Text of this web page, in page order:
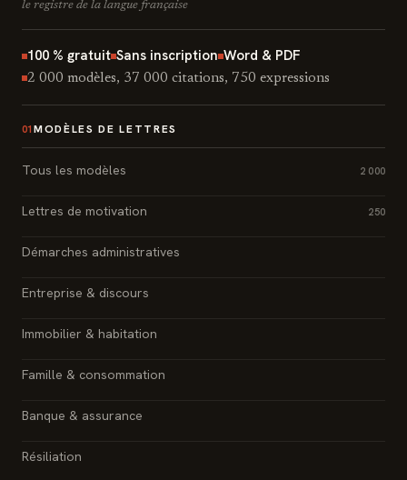
le registre de la langue française
100 % gratuit Sans inscription Word & PDF
2 000 modèles, 37 000 citations, 750 expressions
01 MODÈLES DE LETTRES
Tous les modèles 2 000
Lettres de motivation 250
Démarches administratives
Entreprise & discours
Immobilier & habitation
Famille & consommation
Banque & assurance
Résiliation